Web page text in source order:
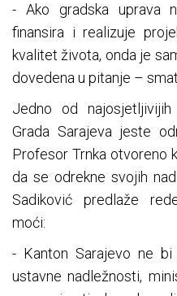
- Ako gradska uprava
finansira i realizuje
kvalitet života, onda je
dovedena u pitanje –
Jedno od
Grada Sarajeva jeste
Profesor Trnka otvoreno
da se odrekne svojih
Sadiković predlaže
moći:
- Kanton Sarajevo ne
ustavne nadležnosti,